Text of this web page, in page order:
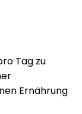
Tag zu
Ernährung